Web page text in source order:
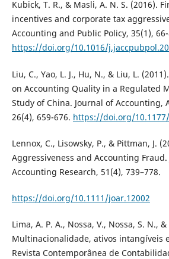
Kubick, T. R., & Masli, A. N. S. (2016).
incentives and corporate tax
Accounting and Public Policy, 35(1),
https://doi.org/10.1016/
Liu, C., Yao, L. J., Hu, N., & Liu, L.
on Accounting Quality in a Regulated
Study of China. Journal of Accounting,
26(4), 659-676. https://doi.org/10.1177/
Lennox, C., Lisowsky, P., & Pittman, J.
Aggressiveness and Accounting
Accounting Research, 51(4), 739–778.
https://doi.org/10.1111/joar.12002
Lima, A. P. A., Nossa, V., Nossa, S. N.,
Multinacionalidade, ativos intangíveis
Revista Contemporânea de